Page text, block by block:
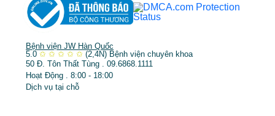
Bệnh viện JW Hàn Quốc
5.0 ✩ ✩ ✩ ✩ ✩ (2,4N) Bệnh viện chuyên khoa
50 Đ. Tôn Thất Tùng . 09.6868.1111
Hoạt Động . 8:00 - 18:00
Dịch vụ tại chỗ